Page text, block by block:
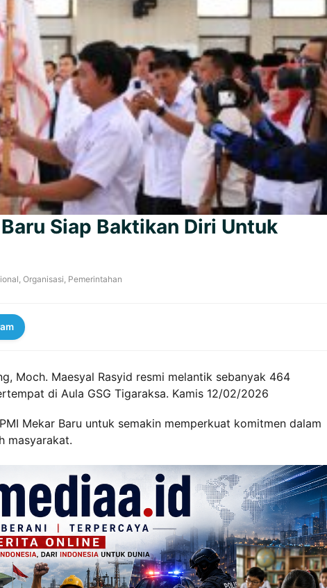
Siap Baktikan Diri Untuk
Organisasi Pemerintahan
Moch. Maesyal Rasyid resmi melantik sebanyak 464
di Aula GSG Tigaraksa. Kamis 12/02/2026
Mekar Baru untuk semakin memperkuat komitmen dalam
masyarakat.